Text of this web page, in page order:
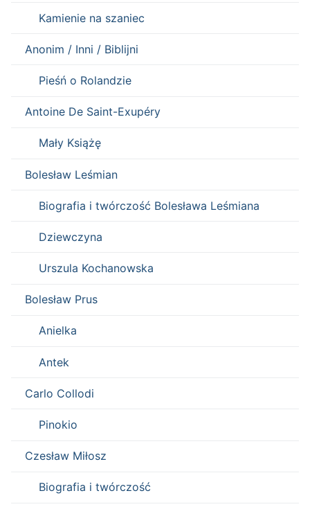
Kamienie na szaniec
Anonim / Inni / Biblijni
Pieśń o Rolandzie
Antoine De Saint-Exupéry
Mały Książę
Bolesław Leśmian
Biografia i twórczość Bolesława Leśmiana
Dziewczyna
Urszula Kochanowska
Bolesław Prus
Anielka
Antek
Carlo Collodi
Pinokio
Czesław Miłosz
Biografia i twórczość